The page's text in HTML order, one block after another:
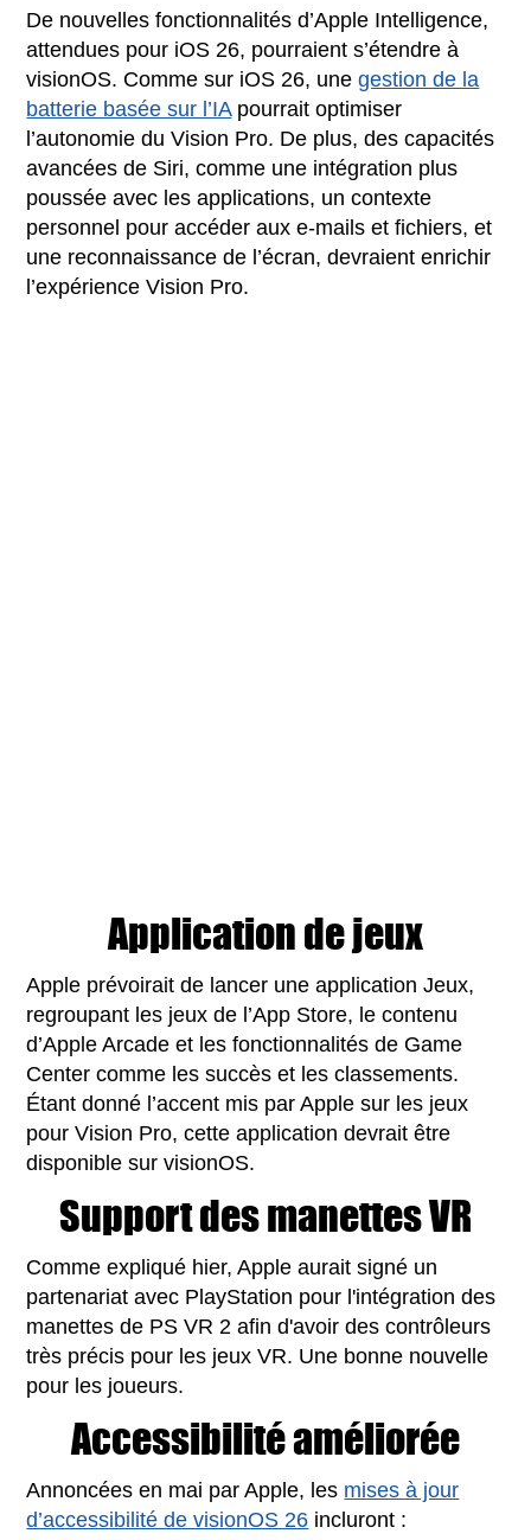
De nouvelles fonctionnalités d’Apple Intelligence,
attendues pour iOS 26, pourraient s’étendre à
visionOS. Comme sur iOS 26, unegestion de la
batterie basée sur l’IApourrait optimiser
l’autonomie du Vision Pro. De plus, des capacités
avancées de Siri, comme une intégration plus
poussée avec les applications, un contexte
personnel pour accéder aux e-mails et fichiers, et
une reconnaissance de l’écran, devraient enrichir
l’expérience Vision Pro.
Application de jeux
Apple prévoirait de lancer une application Jeux,
regroupant les jeux de l’App Store, le contenu
d’Apple Arcade et les fonctionnalités de Game
Center comme les succès et les classements.
Étant donné l’accent mis par Apple sur les jeux
pour Vision Pro, cette application devrait être
disponible sur visionOS.
Support des manettes VR
Comme expliqué hier, Apple aurait signé un
partenariat avec PlayStation pour l'intégration des
manettes de PS VR 2 afin d'avoir des contrôleurs
très précis pour les jeux VR. Une bonne nouvelle
pour les joueurs.
Accessibilité améliorée
Annoncées en mai par Apple, les mises à jour
d’accessibilité de visionOS 26 incluront :